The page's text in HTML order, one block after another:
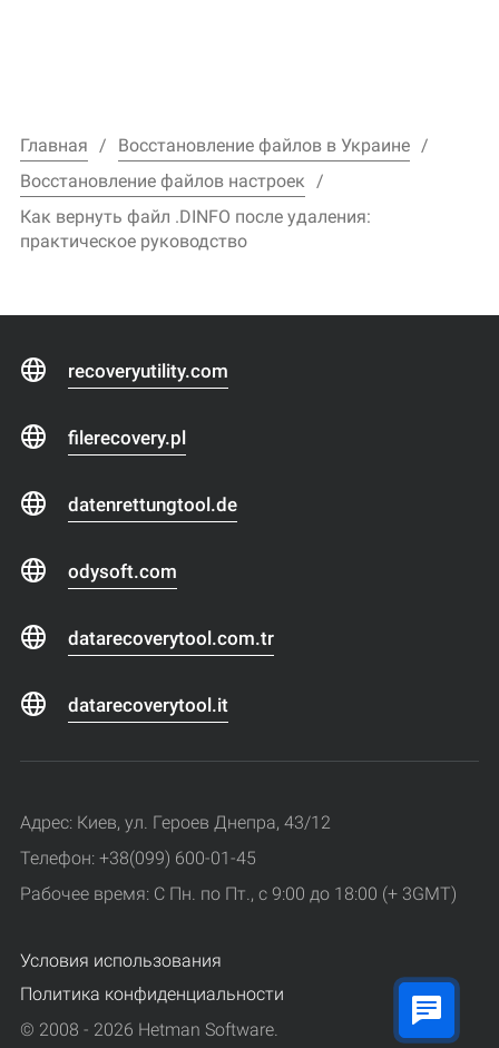
Главная
Восстановление файлов в Украине
Восстановление файлов настроек
Как вернуть файл .DINFO после удаления:
практическое руководство
recoveryutility.com
filerecovery.pl
datenrettungtool.de
odysoft.com
datarecoverytool.com.tr
datarecoverytool.it
Адрес: Киев, ул. Героев Днепра, 43/12
Телефон: +38(099) 600-01-45
Рабочее время: С Пн. по Пт., с 9:00 до 18:00 (+ 3GMT)
Условия использования
Политика конфиденциальности
© 2008 - 2026 Hetman Software.